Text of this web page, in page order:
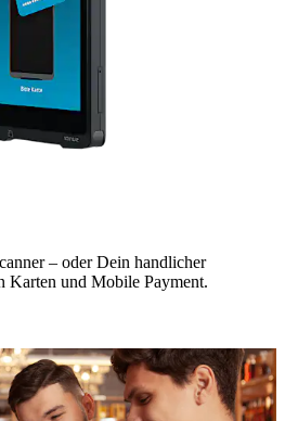
– oder Dein handlicher
Karten und Mobile Payment.